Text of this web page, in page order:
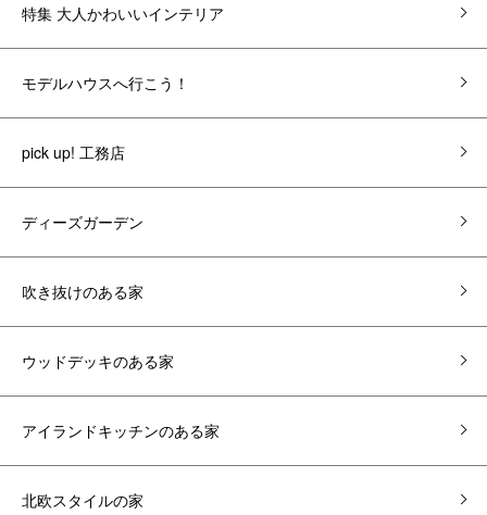
特集 大人かわいいインテリア
モデルハウスへ行こう！
pick up! 工務店
ディーズガーデン
吹き抜けのある家
ウッドデッキのある家
アイランドキッチンのある家
北欧スタイルの家